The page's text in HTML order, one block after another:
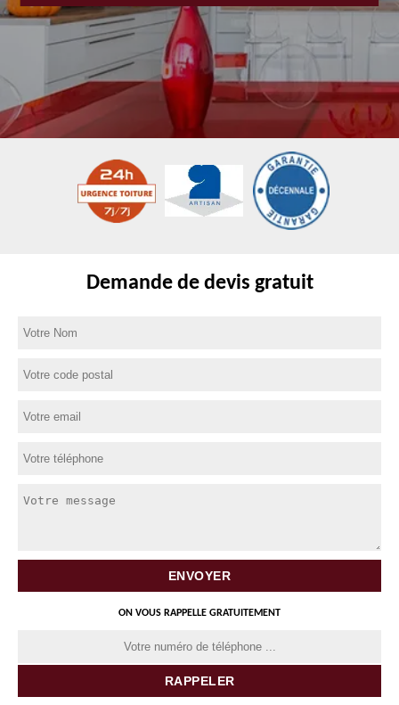
Demande de devis gratuit
ON VOUS RAPPELLE GRATUITEMENT